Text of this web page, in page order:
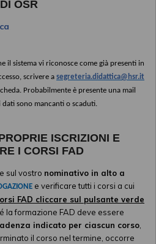
DI OSR
il sistema vi riconosce come già presenti in
scrivere a segreteria.didattica@hsr.it
Probabilmente è presente una mail
sono mancanti o scaduti.
ISCRIZIONI E
I CORSI FAD
sul vostro nominativo in alto a
e verificare tutti i corsi a cui
FAD cliccare sul pulsante verde
la formazione FAD deve essere
indicato per ciascun corso,
il corso nel termine, occorre